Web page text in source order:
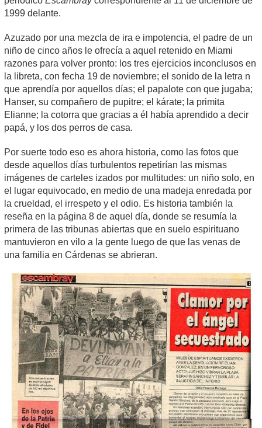
1999 delante.
Azuzado por una mezcla de ira e impotencia, el padre de un
niño de cinco años le ofrecía a aquel retenido en Miami
razones para volver pronto: los tres ejercicios inconclusos en
la libreta, con fecha 19 de noviembre; el sonido de la letra n
que aprendía por aquellos días; el papalote con que jugaba;
Hanser, su compañero de pupitre; el kárate; la primita
Elianne; la cotorra que gracias a él había aprendido a decir
papá, y los dos perros de casa.
Por suerte todo eso es ahora historia, como las fotos que
desde aquellos días turbulentos repetirían las mismas
imágenes de carteles izados por multitudes: un niño solo, en
el lugar equivocado, en medio de una madeja enredada por
la crueldad, el irrespeto y el odio. Es historia también la
reseña en la página 8 de aquel día, donde se resumía la
primera de las tribunas abiertas que en suelo espirituano
mantuvieron en vilo a la gente luego de que las venas de
una familia en Cárdenas se abrieran.